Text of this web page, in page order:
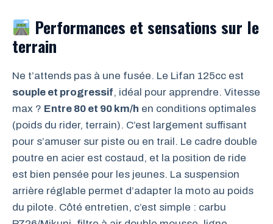
Performances et sensations sur le
terrain
Ne t’attends pas à une fusée. Le Lifan 125cc est
souple et progressif, idéal pour apprendre. Vitesse
max ? Entre 80 et 90 km/h en conditions optimales
(poids du rider, terrain). C’est largement suffisant
pour s’amuser sur piste ou en trail. Le cadre double
poutre en acier est costaud, et la position de ride
est bien pensée pour les jeunes. La suspension
arrière réglable permet d’adapter la moto au poids
du pilote. Côté entretien, c’est simple : carbu